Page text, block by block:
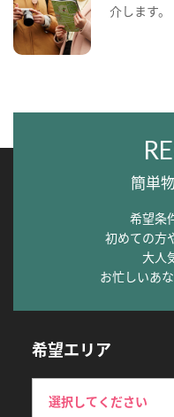
介します。
簡単
希望条
初めての方
大人
お忙しいあ
希望エリア